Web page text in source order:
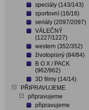
speciály (143/143)
sportovní (16/16)
seriály (2097/2097)
VÁLEČNÝ
(1227/1227)
western (352/352)
životopisný (84/84)
B O X / PACK
(962/962)
3D filmy (14/14)
PŘIPRAVUJEME
připravujeme
připravujeme